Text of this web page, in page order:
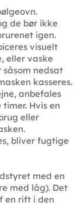
de bør ikke
igen.
visuelt
eller vaske
nedsat
kasseres.
anbefales
Hvis en
eller
bliver fugtige
med en
med låg). Det
en rift i den